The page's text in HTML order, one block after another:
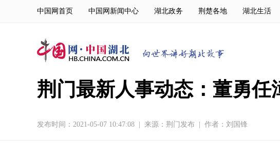
中国网首页 中国网新闻中心 湖北政务 荆楚各地 湖北生活
荆门最新人事动态：董勇任
发布时间：2021-05-07 10:47:08 来源： 荆门发布 作者：刘国锋